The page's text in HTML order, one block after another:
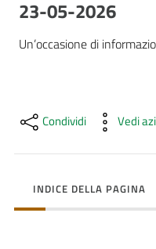
e
di
Come
fare
23-05-2026
Un’occasione di
Condividi Vedi
INDICE DELLA PAGINA